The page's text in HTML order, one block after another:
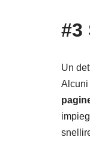
#3
Un
Alcuni